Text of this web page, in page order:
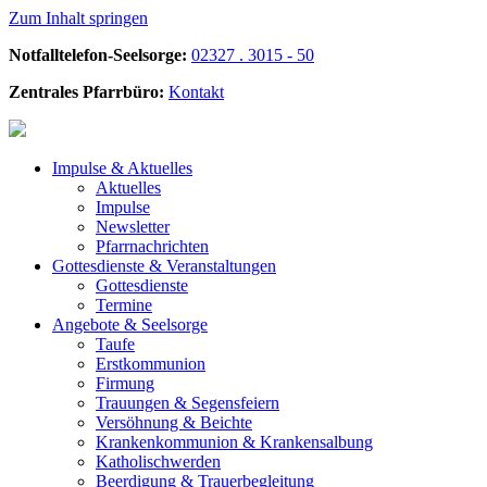
Zum Inhalt springen
Notfalltelefon-Seelsorge: 02327 . 3015 - 50
Zentrales Pfarrbüro: Kontakt
Impulse & Aktuelles
Aktuelles
Impulse
Newsletter
Pfarrnachrichten
Gottesdienste & Veranstaltungen
Gottesdienste
Termine
Angebote & Seelsorge
Taufe
Erstkommunion
Firmung
Trauungen & Segensfeiern
Versöhnung & Beichte
Krankenkommunion & Krankensalbung
Katholischwerden
Beerdigung & Trauerbegleitung